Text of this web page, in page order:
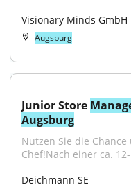
Visionary Minds GmbH
Augsburg
Junior Store
Augsburg
Nutzen Sie die
Chef!Nach einer ca.
Deichmann SE